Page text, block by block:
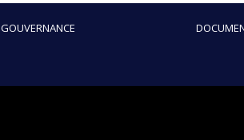
GOUVERNANCE